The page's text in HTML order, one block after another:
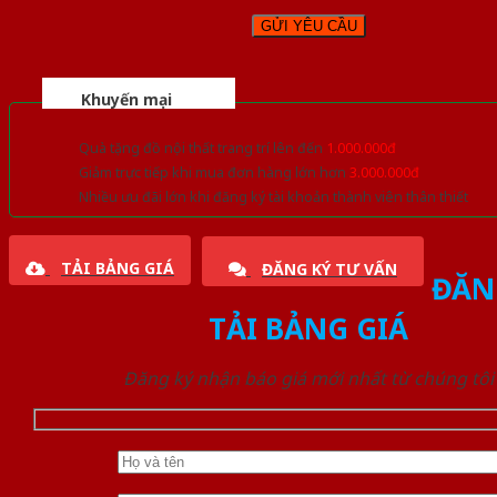
Khuyến mại
Quà tặng đồ nội thất trang trí lên đến 1.000.000đ
Giảm trực tiếp khi mua đơn hàng lớn hơn 3.000.000đ
Nhiều ưu đãi lớn khi đăng ký tài khoản thành viên thân thiết
TẢI BẢNG GIÁ ĐĂNG KÝ TƯ VẤN
TẢI BẢNG GIÁ
Đăng ký nhận báo giá mới nhất từ chúng tôi